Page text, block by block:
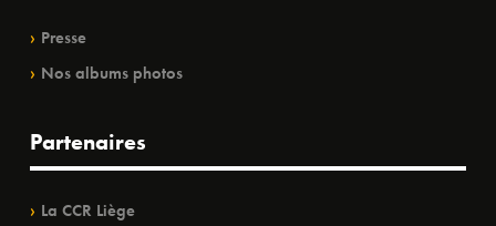
Presse
Nos albums photos
Partenaires
La CCR Liège